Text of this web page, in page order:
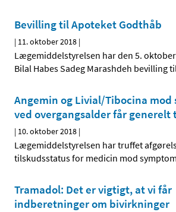
Bevilling til Apoteket Godthåb
| 11. oktober 2018 |
Lægemiddelstyrelsen har den 5.
Bilal Habes Sadeg Marashdeh bevilling
Angemin og Livial/Tibocina mod
ved overgangsalder får generelt
| 10. oktober 2018 |
Lægemiddelstyrelsen har truffet
tilskudsstatus for medicin mod
Tramadol: Det er vigtigt, at vi får
indberetninger om bivirkninger